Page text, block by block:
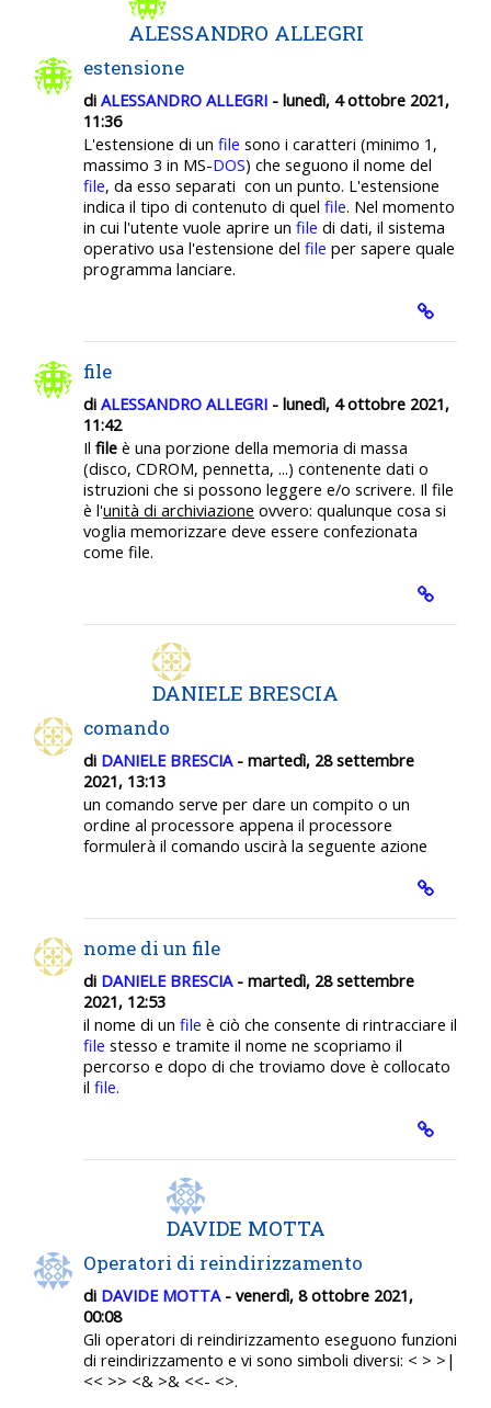
ALESSANDRO ALLEGRI
estensione
di ALESSANDRO ALLEGRI - lunedì, 4 ottobre 2021,
11:36
L'estensione di un file sono i caratteri (minimo 1,
massimo 3 in MS-DOS) che seguono il nome del
file, da esso separati con un punto. L'estensione
indica il tipo di contenuto di quel file. Nel momento
in cui l'utente vuole aprire un file di dati, il sistema
operativo usa l'estensione del file per sapere quale
programma lanciare.
file
di ALESSANDRO ALLEGRI - lunedì, 4 ottobre 2021,
11:42
Il file è una porzione della memoria di massa
(disco, CDROM, pennetta, ...) contenente dati o
istruzioni che si possono leggere e/o scrivere. Il file
è l'unità di archiviazione ovvero: qualunque cosa si
voglia memorizzare deve essere confezionata
come file.
DANIELE BRESCIA
comando
di DANIELE BRESCIA- martedì, 28 settembre
2021, 13:13
un comando serve per dare un compito o un
ordine al processore appena il processore
formulerà il comando uscirà la seguente azione
nome di un file
di DANIELE BRESCIA- martedì, 28 settembre
2021, 12:53
il nome di un file è ciò che consente di rintracciare il
file stesso e tramite il nome ne scopriamo il
percorso e dopo di che troviamo dove è collocato
il file.
DAVIDE MOTTA
Operatori di reindirizzamento
di DAVIDE MOTTA- venerdì, 8 ottobre 2021,
00:08
Gli operatori di reindirizzamento eseguono funzioni
di reindirizzamento e vi sono simboli diversi: < > >|
<< >> <& >& <<- <>.